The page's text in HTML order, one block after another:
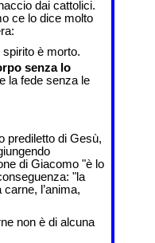
dai cattolici.
ce lo dice molto
è morto.
senza lo
la fede senza le
prediletto di Gesù,
di Giacomo "è lo
"la
l’anima,
non è di alcuna